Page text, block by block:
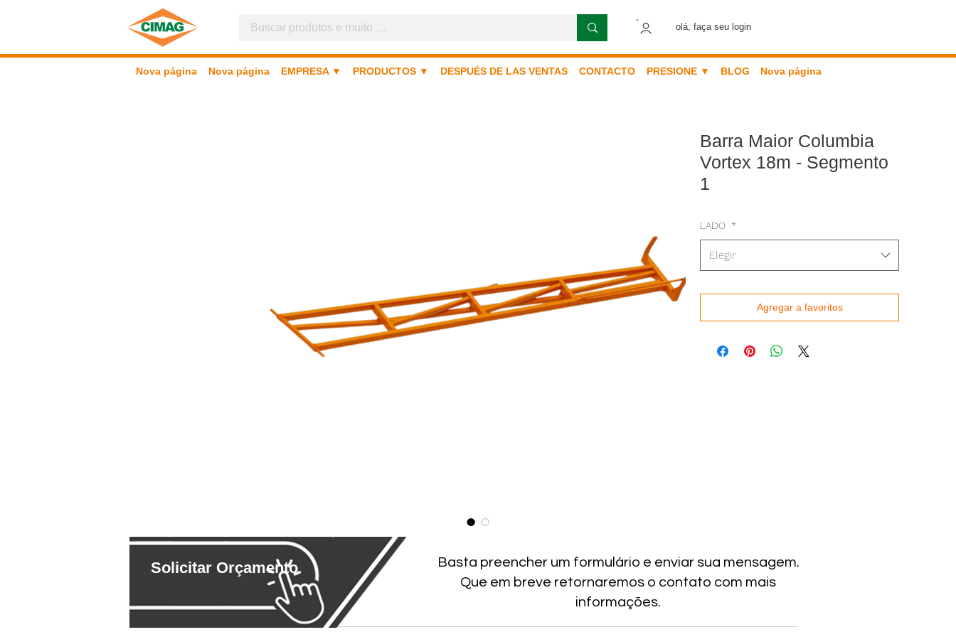
olá, faça seu login
Nova página Nova página EMPRESA ▼ PRODUCTOS ▼ DESPUÉS DE LAS VENTAS CONTACTO PRESIONE ▼ BLOG Nova página
Barra Maior Columbia
Vortex 18m - Segmento
1
LADO *
Elegir
Agregar a favoritos
Solicitar Orçamento
Basta preencher um formulário e enviar sua mensagem.
Que em breve retornaremos o contato com mais
informações.